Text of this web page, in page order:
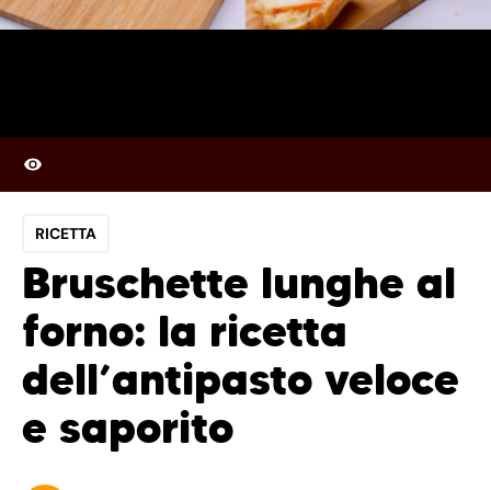
RICETTA
Bruschette lunghe al
forno: la ricetta
dell’antipasto veloce
e saporito